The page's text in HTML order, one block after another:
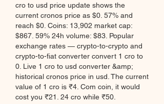
cro to usd price update shows the
current cronos price as $0. 57% and
reach $0. Coins: 13,902 market cap:
$867. 59% 24h volume: $83. Popular
exchange rates — crypto-to-crypto and
crypto-to-fiat converter convert 1 cro to
0. Live 1 cro to usd converter &amp;
historical cronos price in usd. The current
value of 1 cro is ₹4. Com coin, it would
cost you ₹21. 24 cro while ₹50.